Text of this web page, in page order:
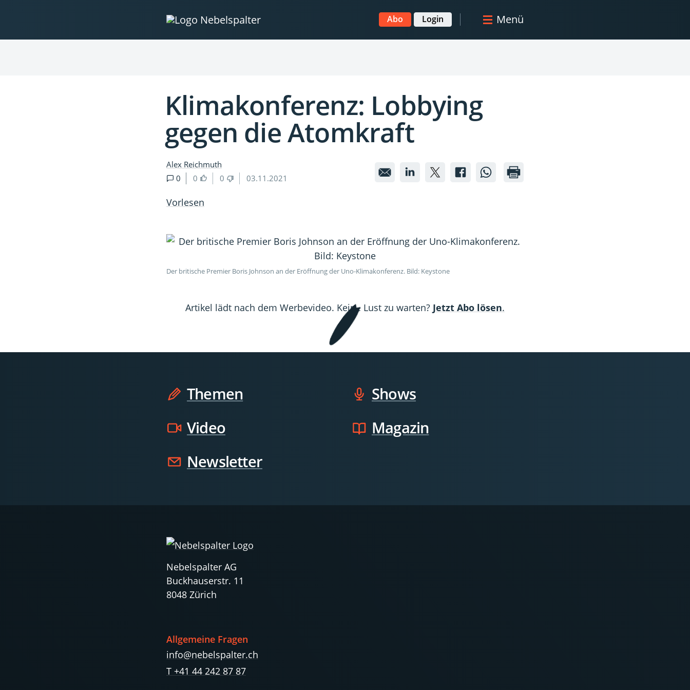
Abo Login Menü
Klimakonferenz: Lobbying
gegen die Atomkraft
Alex Reichmuth
0
0 0 03.11.2021 Klimakonferenz:
Atomkraft
Klimakonferenz:
Atomkraft
Klimakonferenz:
Atomkraft
Klimakonferenz:
Atomkraft
Klimakonferenz:
Atomkraft
Vorlesen
Der britische Premier Boris Johnson an der Eröffnung der Uno-Klimakonferenz. Bild: Keystone
Artikel lädt nach dem Werbevideo. Keine Lust zu warten? Jetzt Abo lösen.
Themen
Shows
Video
Magazin
Newsletter
Nebelspalter AG
Buckhauserstr. 11
8048 Zürich
Allgemeine Fragen
info@nebelspalter.ch
T +41 44 242 87 87